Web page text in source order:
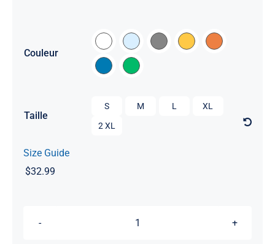
ratings
Couleur
Taille
S M L
XL
2 XL
Size Guide
$32.99